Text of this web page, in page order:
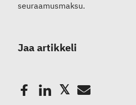
seuraamusmaksu.
Jaa artikkeli